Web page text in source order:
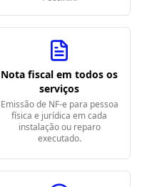
Nota fiscal em todos os
serviços
Emissão de NF-e para pessoa
física e jurídica em cada
instalação ou reparo
executado.